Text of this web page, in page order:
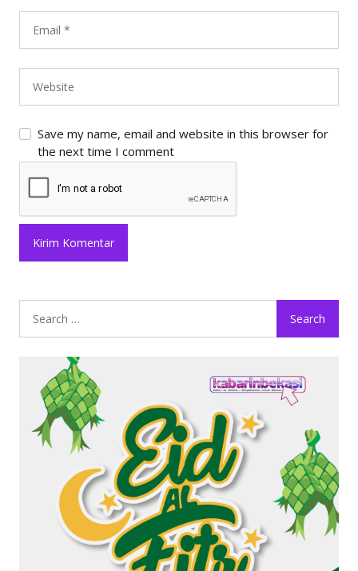
Save my name, email and website in this browser for
the next time I comment